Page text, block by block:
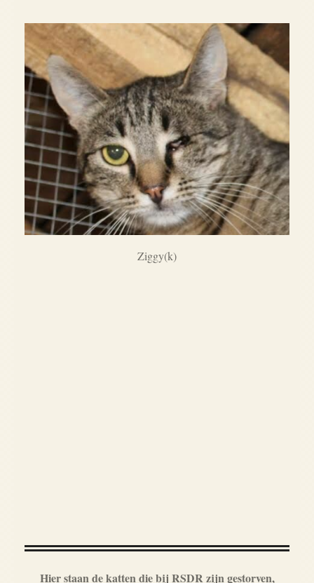
Ziggy(k)
Hier staan de katten die bij RSDR zijn gestorven,